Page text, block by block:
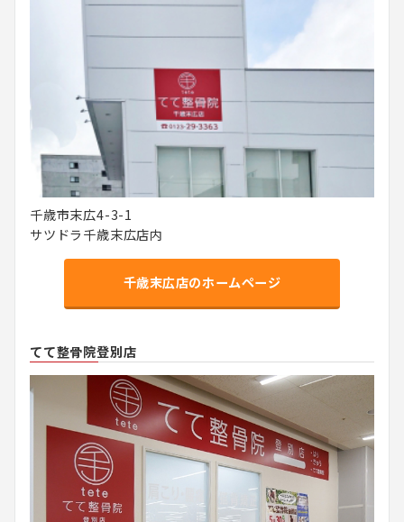
千歳市末広4-3-1
サツドラ千歳末広店内
千歳末広店のホームページ
てて整骨院登別店